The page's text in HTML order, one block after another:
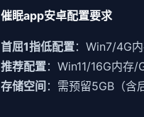
催眠app安卓配置要求
​首屈1指低配置​：Win7/4G
​推荐配置​：Win11/16G内存/
​存储空间​ ：需预留5GB（含